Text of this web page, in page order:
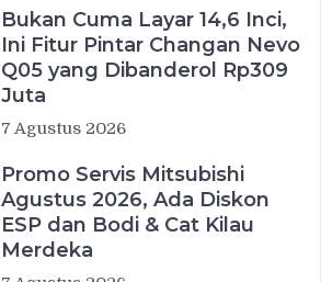
Bukan Cuma Layar 14,6 Inci,
Ini Fitur Pintar Changan Nevo
Q05 yang Dibanderol Rp309
Juta
7 Agustus 2026
Promo Servis Mitsubishi
Agustus 2026, Ada Diskon
ESP dan Bodi & Cat Kilau
Merdeka